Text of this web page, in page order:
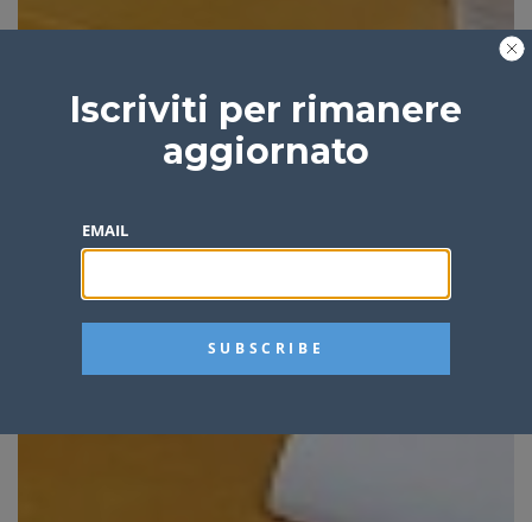
Iscriviti per rimanere
aggiornato
EMAIL